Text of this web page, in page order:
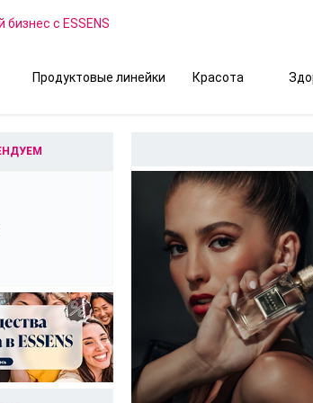
бизнес с ESSENS
Продуктовые линейки Красота